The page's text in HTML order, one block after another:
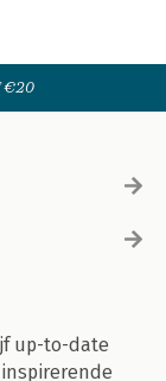
€20
up-to-date